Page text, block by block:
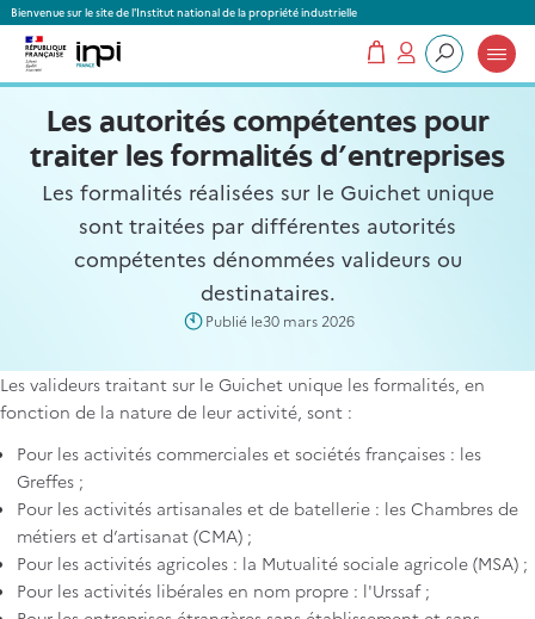
Bienvenue sur le site de l'Institut national de la propriété industrielle
Que recherchez-vous ?
Mon compte
Mon panier
Les autorités compétentes pour
traiter les formalités d’entreprises
Les formalités réalisées sur le Guichet unique
sont traitées par différentes autorités
compétentes dénommées valideurs ou
destinataires.
Publié le30 mars 2026
Les valideurs traitant sur le Guichet unique les formalités, en
fonction de la nature de leur activité, sont :
Pour les activités commerciales et sociétés françaises : les
Greffes ;
Pour les activités artisanales et de batellerie : les Chambres de
métiers et d’artisanat (CMA) ;
Pour les activités agricoles : la Mutualité sociale agricole (MSA) ;
Pour les activités libérales en nom propre : l'Urssaf ;
Panneau de gestion des cookies